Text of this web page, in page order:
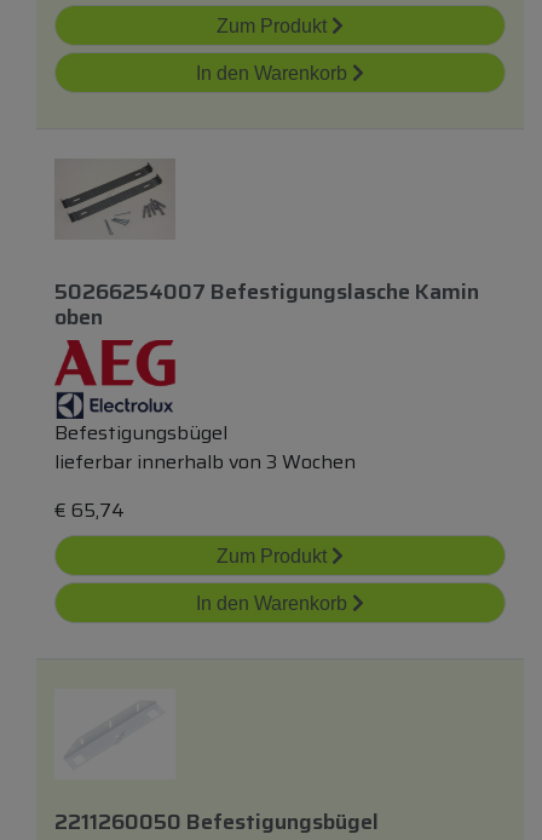
Zum Produkt
In den Warenkorb
50266254007 Befestigungslasche Kamin
oben
Befestigungsbügel
lieferbar innerhalb von 3 Wochen
€ 65,74
Zum Produkt
In den Warenkorb
2211260050 Befestigungsbügel